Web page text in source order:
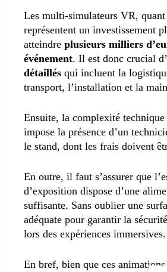
Les multi-simulateurs VR, quant
représentent un investissement
atteindre plusieurs milliers
événement. Il est donc crucial
détaillés qui incluent la
transport, l’installation et la
Ensuite, la complexité
impose la présence d’un
le stand, dont les frais doivent
En outre, il faut s’assurer que
d’exposition dispose d’une
suffisante. Sans oublier une
adéquate pour garantir la
lors des expériences immersives.
En bref, bien que ces